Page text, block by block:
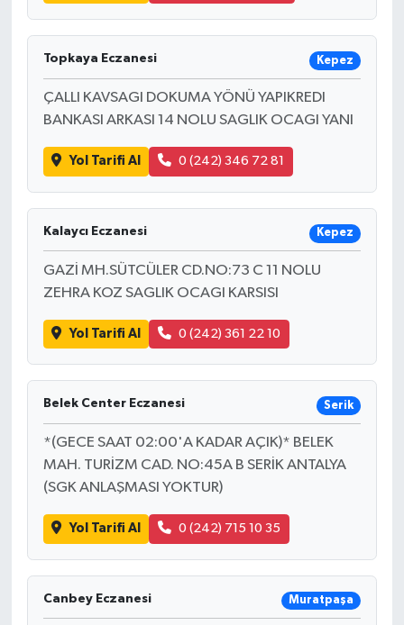
Topkaya Eczanesi Kepez
ÇALLI KAVSAGI DOKUMA YÖNÜ YAPIKREDI
BANKASI ARKASI 14 NOLU SAGLIK OCAGI YANI
Yol Tarifi Al 0 (242) 346 72 81
Kalaycı Eczanesi Kepez
GAZİ MH.SÜTCÜLER CD.NO:73 C 11 NOLU
ZEHRA KOZ SAGLIK OCAGI KARSISI
Yol Tarifi Al 0 (242) 361 22 10
Belek Center Eczanesi Serik
*(GECE SAAT 02:00'A KADAR AÇIK)* BELEK
MAH. TURİZM CAD. NO:45A B SERİK ANTALYA
(SGK ANLAŞMASI YOKTUR)
Yol Tarifi Al 0 (242) 715 10 35
Canbey Eczanesi Muratpaşa